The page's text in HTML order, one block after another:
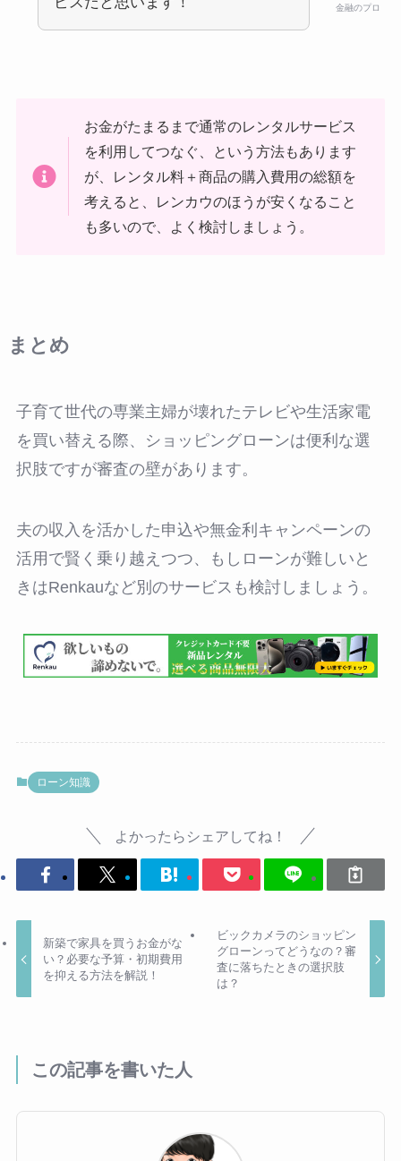
金融のプロ
お金がたまるまで通常のレンタルサービス
を利用してつなぐ、という方法もあります
が、レンタル料＋商品の購入費用の総額を
考えると、レンカウのほうが安くなること
も多いので、よく検討しましょう。
まとめ
子育て世代の専業主婦が壊れたテレビや生活家電
を買い替える際、ショッピングローンは便利な選
択肢ですが審査の壁があります。
夫の収入を活かした申込や無金利キャンペーンの
活用で賢く乗り越えつつ、もしローンが難しいと
きはRenkauなど別のサービスも検討しましょう。
ローン知識
よかったらシェアしてね！
新築で家具を買うお金がな
い？必要な予算・初期費用
を抑える方法を解説！
ビックカメラのショッピン
グローンってどうなの？審
査に落ちたときの選択肢
は？
この記事を書いた人